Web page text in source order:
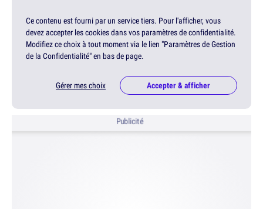
Ce contenu est fourni par un service tiers. Pour l'afficher, vous
devez accepter les cookies dans vos paramètres de confidentialité.
Modifiez ce choix à tout moment via le lien "Paramètres de Gestion
de la Confidentialité" en bas de page.
Gérer mes choix Accepter & afficher
Publicité